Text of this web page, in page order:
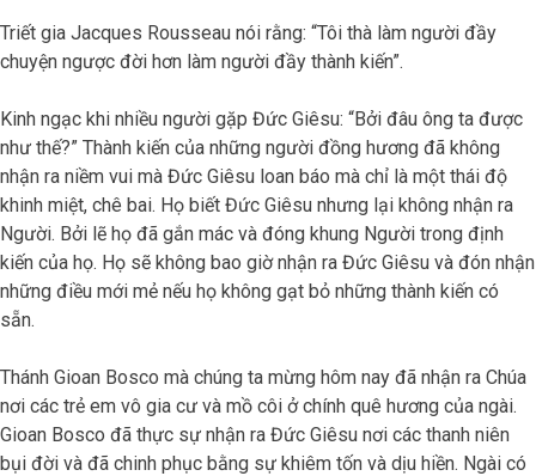
Triết gia Jacques Rousseau nói rằng: “Tôi thà làm người đầy
chuyện ngược đời hơn làm người đầy thành kiến”.
Kinh ngạc khi nhiều người gặp Đức Giêsu: “Bởi đâu ông ta được
như thế?” Thành kiến của những người đồng hương đã không
nhận ra niềm vui mà Đức Giêsu loan báo mà chỉ là một thái độ
khinh miệt, chê bai. Họ biết Đức Giêsu nhưng lại không nhận ra
Người. Bởi lẽ họ đã gắn mác và đóng khung Người trong định
kiến của họ. Họ sẽ không bao giờ nhận ra Đức Giêsu và đón nhận
những điều mới mẻ nếu họ không gạt bỏ những thành kiến có
sẵn.
Thánh Gioan Bosco mà chúng ta mừng hôm nay đã nhận ra Chúa
nơi các trẻ em vô gia cư và mồ côi ở chính quê hương của ngài.
Gioan Bosco đã thực sự nhận ra Đức Giêsu nơi các thanh niên
bụi đời và đã chinh phục bằng sự khiêm tốn và dịu hiền. Ngài có